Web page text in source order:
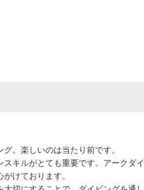
。楽しいのは当たり前です。
キルがとても重要です。アークダイ
けております。